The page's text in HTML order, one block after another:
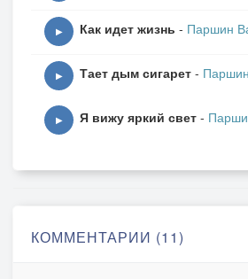
Где ждет меня на выгнутой
И горечь разговора на заре
Вот непройденная даль,
И море вытекает из реки
▶ Как идет жизнь - Паршин
▶ Тает дым сигарет -
▶ Я вижу яркий свет -
КОММЕНТАРИИ (11)